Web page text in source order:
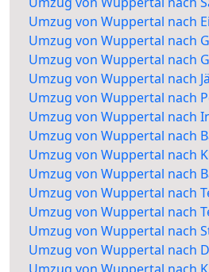
Umzug von Wuppertal nach
Umzug von Wuppertal nach
Umzug von Wuppertal nach
Umzug von Wuppertal nach
Umzug von Wuppertal nach
Umzug von Wuppertal nach
Umzug von Wuppertal nach
Umzug von Wuppertal nach
Umzug von Wuppertal nach
Umzug von Wuppertal nach
Umzug von Wuppertal nach
Umzug von Wuppertal nach
Umzug von Wuppertal nach